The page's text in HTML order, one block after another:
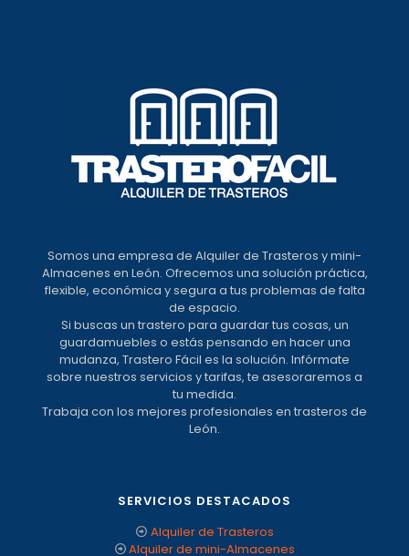
Somos una empresa de Alquiler de Trasteros y mini-
Almacenes en León. Ofrecemos una solución práctica,
flexible, económica y segura a tus problemas de falta
de espacio.
Si buscas un trastero para guardar tus cosas, un
guardamuebles o estás pensando en hacer una
mudanza, Trastero Fácil es la solución. Infórmate
sobre nuestros servicios y tarifas, te asesoraremos a
tu medida.
Trabaja con los mejores profesionales en trasteros de
León.
SERVICIOS DESTACADOS
Alquiler de Trasteros
Alquiler de mini-Almacenes